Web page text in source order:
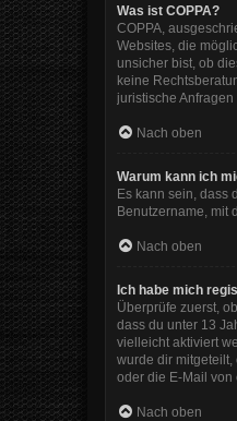
Was ist COPPA?
COPPA,
Websites, die
unsicher bist, ob
keine
juristische
Nach oben
Warum kann ich
Es kann sein, dass
Benutzername, mit
Nach oben
Ich habe mich
Überprüfe zuerst,
dass du unter 13
vielleicht aktiviert
wurde dir
oder die E-Mail von
Nach oben